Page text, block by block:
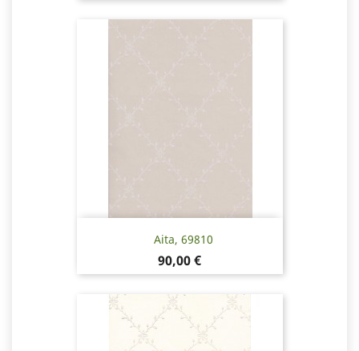
Aita, 69810
Pris
90,00 €